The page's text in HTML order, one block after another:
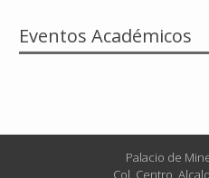
Eventos Académicos
Palacio de
Col. Centro,